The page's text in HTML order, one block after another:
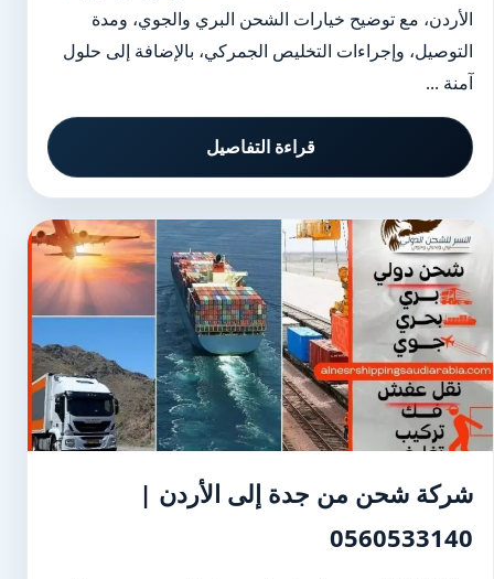
الأردن، مع توضيح خيارات الشحن البري والجوي، ومدة
التوصيل، وإجراءات التخليص الجمركي، بالإضافة إلى حلول
آمنة ...
قراءة التفاصيل
شركة شحن من جدة إلى الأردن |
0560533140